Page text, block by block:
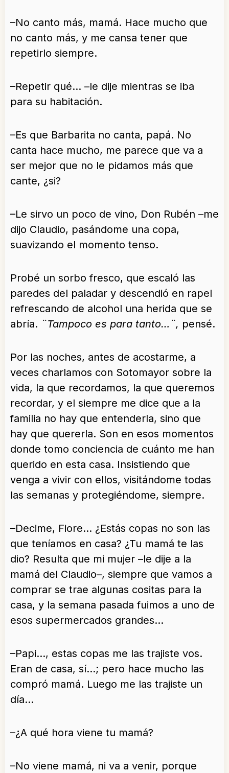
–No canto más, mamá. Hace mucho que
no canto más, y me cansa tener que
repetirlo siempre.
–Repetir qué… –le dije mientras se iba
para su habitación.
–Es que Barbarita no canta, papá. No
canta hace mucho, me parece que va a
ser mejor que no le pidamos más que
cante, ¿si?
–Le sirvo un poco de vino, Don Rubén –me
dijo Claudio, pasándome una copa,
suavizando el momento tenso.
Probé un sorbo fresco, que escaló las
paredes del paladar y descendió en rapel
refrescando de alcohol una herida que se
abría. ¨Tampoco es para tanto…¨, pensé.
Por las noches, antes de acostarme, a
veces charlamos con Sotomayor sobre la
vida, la que recordamos, la que queremos
recordar, y el siempre me dice que a la
familia no hay que entenderla, sino que
hay que quererla. Son en esos momentos
donde tomo conciencia de cuánto me han
querido en esta casa. Insistiendo que
venga a vivir con ellos, visitándome todas
las semanas y protegiéndome, siempre.
–Decime, Fiore… ¿Estás copas no son las
que teníamos en casa? ¿Tu mamá te las
dio? Resulta que mi mujer –le dije a la
mamá del Claudio–, siempre que vamos a
comprar se trae algunas cositas para la
casa, y la semana pasada fuimos a uno de
esos supermercados grandes…
–Papi…, estas copas me las trajiste vos.
Eran de casa, sí…; pero hace mucho las
compró mamá. Luego me las trajiste un
día…
–¿A qué hora viene tu mamá?
–No viene mamá, ni va a venir, porque